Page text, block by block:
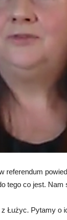
referendum
tego co jest.
Łużyc. Pytamy o